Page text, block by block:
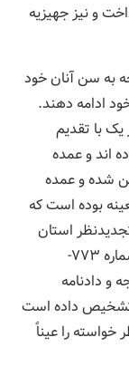
و نیز جهیزیه
به سن آنان خود
ادامه دهند.
یک با تقدیم
اند و عمده
شده و عمده
بوده است که
استان
تهران به موضوع رسیدگی کرده و طی دادنامه شماره ۷۷۳-
و دادنامه
تشخیص داده است
را عیناً